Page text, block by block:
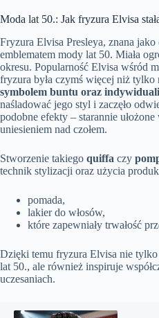
Moda lat 50.: Jak fryzura Elvisa
Fryzura Elvisa Presleya, znana jako
emblematem mody lat 50. Miała
okresu. Popularność Elvisa wśród
fryzura była czymś więcej niż tylko
symbolem buntu oraz
naśladować jego styl i zaczęło
podobne efekty – starannie
uniesieniem nad czołem.
Stworzenie takiego quiffa czy
technik stylizacji oraz użycia
pomada,
lakier do włosów,
które zapewniały trwałość
Dzięki temu fryzura Elvisa nie tylko
lat 50., ale również inspiruje
uczesaniach.